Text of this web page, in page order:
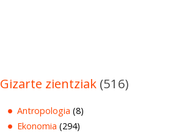
Gizarte zientziak (516)
Antropologia (8)
Ekonomia (294)